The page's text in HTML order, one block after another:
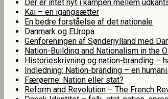
Der er intet nyt i kampen mellem
Kai – en igangsætter
En bedre forståelse af det nationale
Danmark og EUropa
Genforeningen af Sønderjylland med
Nation-Building and Nationalism in the
Historieskrivning og nation-branding –
Indledning: Nation-branding – en
Færøerne: Nation eller stat?
Reform and Revolution – The French